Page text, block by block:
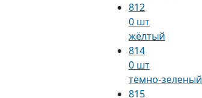
812
0 шт
жёлтый
814
0 шт
тёмно-зеленый
815